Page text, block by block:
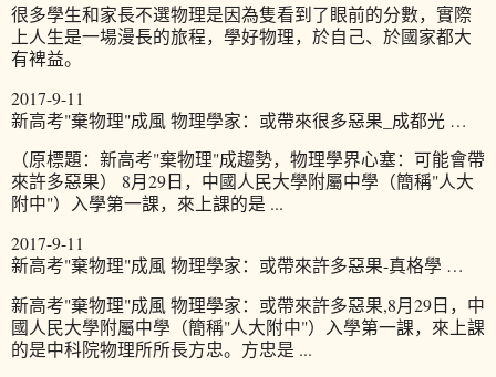
很多學生和家長不選物理是因為隻看到了眼前的分數，實際
上人生是一場漫長的旅程，學好物理，於自己、於國家都大
有裨益。
2017-9-11
新高考"棄物理"成風 物理學家：或帶來很多惡果_成都光 …
（原標題：新高考"棄物理"成趨勢，物理學界心塞：可能會帶
來許多惡果） 8月29日，中國人民大學附屬中學（簡稱"人大
附中"）入學第一課，來上課的是 ...
2017-9-11
新高考"棄物理"成風 物理學家：或帶來許多惡果-真格學 …
新高考"棄物理"成風 物理學家：或帶來許多惡果,8月29日，中
國人民大學附屬中學（簡稱"人大附中"）入學第一課，來上課
的是中科院物理所所長方忠。方忠是 ...